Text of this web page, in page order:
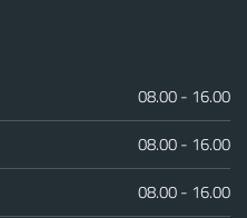
08.00 - 16.00
08.00 - 16.00
08.00 - 16.00